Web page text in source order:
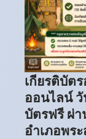
เกียรติบัต
ออนไลน์ วั
บัตรฟรี ผ่
อำเภอพร